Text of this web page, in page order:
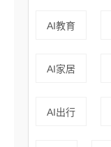
AI教育
AI家居
AI出行